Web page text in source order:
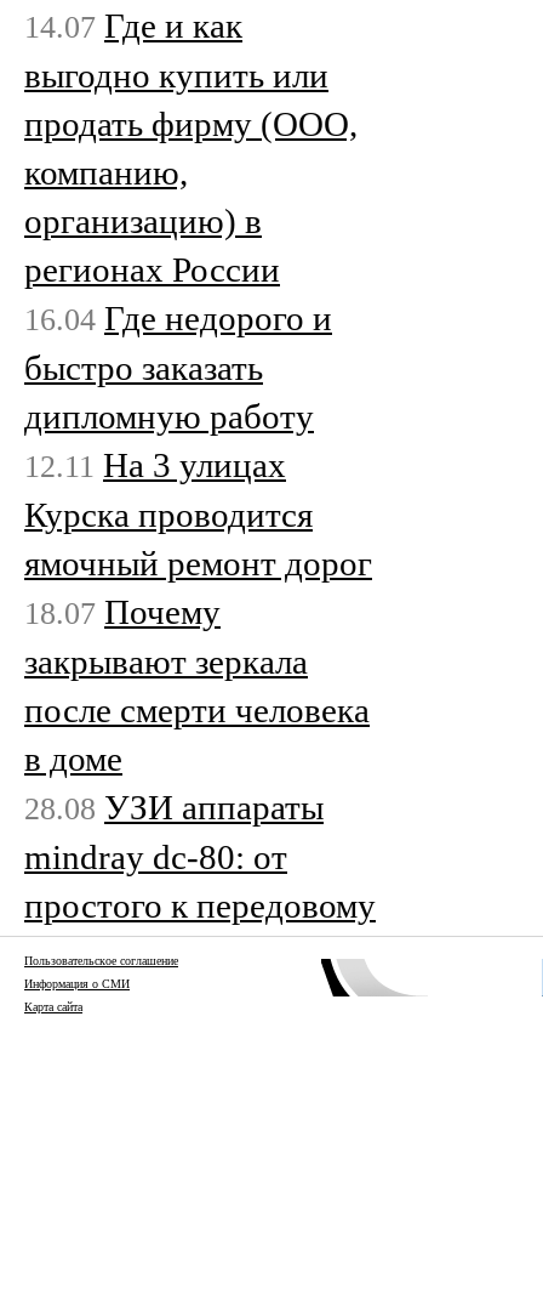
14.07 Где и как
выгодно купить или
продать фирму (ООО,
компанию,
организацию) в
регионах России
16.04 Где недорого и
быстро заказать
дипломную работу
12.11 На 3 улицах
Курска проводится
ямочный ремонт дорог
18.07 Почему
закрывают зеркала
после смерти человека
в доме
28.08 УЗИ аппараты
mindray dc-80: от
простого к передовому
Пользовательское соглашение
Информация о СМИ
Карта сайта